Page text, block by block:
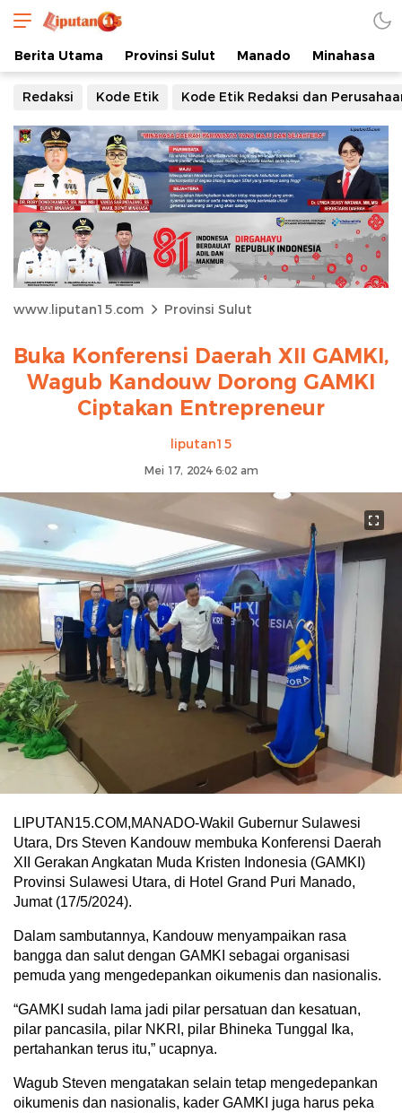
Berita Utama Provinsi Sulut Manado Minahasa
Redaksi Kode Etik Kode Etik Redaksi dan
www.liputan15.com Provinsi Sulut
Buka Konferensi Daerah XII GAMKI,
Wagub Kandouw Dorong GAMKI
Ciptakan Entrepreneur
liputan15
Mei 17, 2024 6:02 am
LIPUTAN15.COM,MANADO-Wakil Gubernur Sulawesi
Utara, Drs Steven Kandouw membuka Konferensi Daerah
XII Gerakan Angkatan Muda Kristen Indonesia (GAMKI)
Provinsi Sulawesi Utara, di Hotel Grand Puri Manado,
Jumat (17/5/2024).
Dalam sambutannya, Kandouw menyampaikan rasa
bangga dan salut dengan GAMKI sebagai organisasi
pemuda yang mengedepankan oikumenis dan nasionalis.
“GAMKI sudah lama jadi pilar persatuan dan kesatuan,
pilar pancasila, pilar NKRI, pilar Bhineka Tunggal Ika,
pertahankan terus itu,” ucapnya.
Wagub Steven mengatakan selain tetap mengedepankan
oikumenis dan nasionalis, kader GAMKI juga harus peka